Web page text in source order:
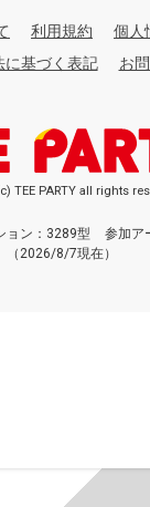
利用規約
個人
に基づく表記
お
TEE PARTY all rights
ョン：3289型
参加ア
（2026/8/7現在）